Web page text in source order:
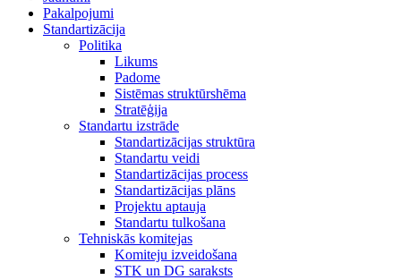
Pakalpojumi
Standartizācija
Politika
Likums
Padome
Sistēmas struktūrshēma
Stratēģija
Standartu izstrāde
Standartizācijas struktūra
Standartu veidi
Standartizācijas process
Standartizācijas plāns
Projektu aptauja
Standartu tulkošana
Tehniskās komitejas
Komiteju izveidošana
STK un DG saraksts